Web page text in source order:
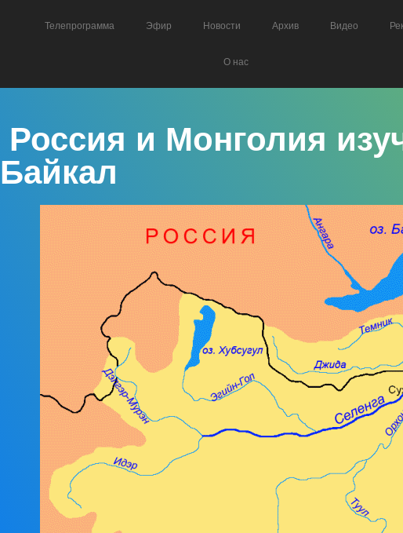
Телепрограмма Эфир Новости Архив Видео
О нас
Россия и Монголия
Байкал